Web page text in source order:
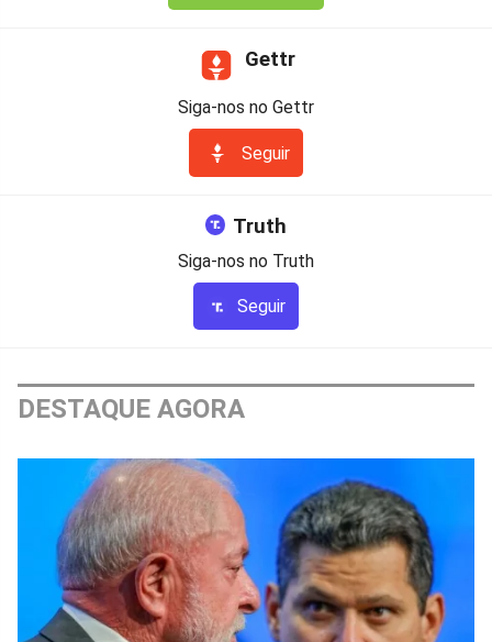
Gettr
Siga-nos no Gettr
Seguir
Truth
Siga-nos no Truth
Seguir
DESTAQUE AGORA